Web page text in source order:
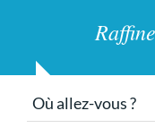
Où allez-vous ?